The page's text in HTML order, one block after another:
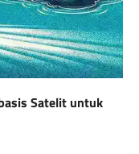
Satelit untuk